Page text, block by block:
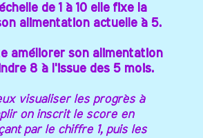
de 1 à 10 elle fixe la
alimentation actuelle à 5.
améliorer son alimentation
8 à l'issue des 5 mois.
visualiser les progrès à
on inscrit le score en
par le chiffre 1, puis les
de 1 à 10 elle fixe la
alimentation actuelle à 5.
améliorer son alimentation
8 à l'issue des 5 mois.
visualiser les progrès à
on inscrit le score en
par le chiffre 1, puis les